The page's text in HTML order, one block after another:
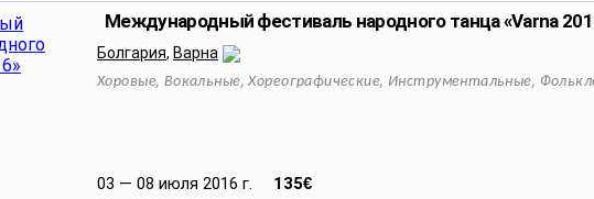
Международный фестиваль народного танца «Varna
Болгария, Варна
Хоровые, Вокальные,Хореографические, Инструментальные,
03 — 08 июля 2016 г. 135€